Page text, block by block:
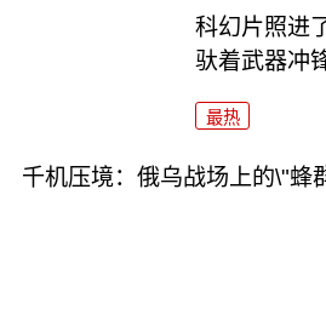
科幻片照进
驮着武器冲
最热
千机压境：俄乌战场上的\"蜂